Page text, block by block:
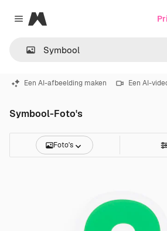
Close menu
Magnific
Een AI-afbeelding maken Een AI-
Symbool-Foto's
Foto's